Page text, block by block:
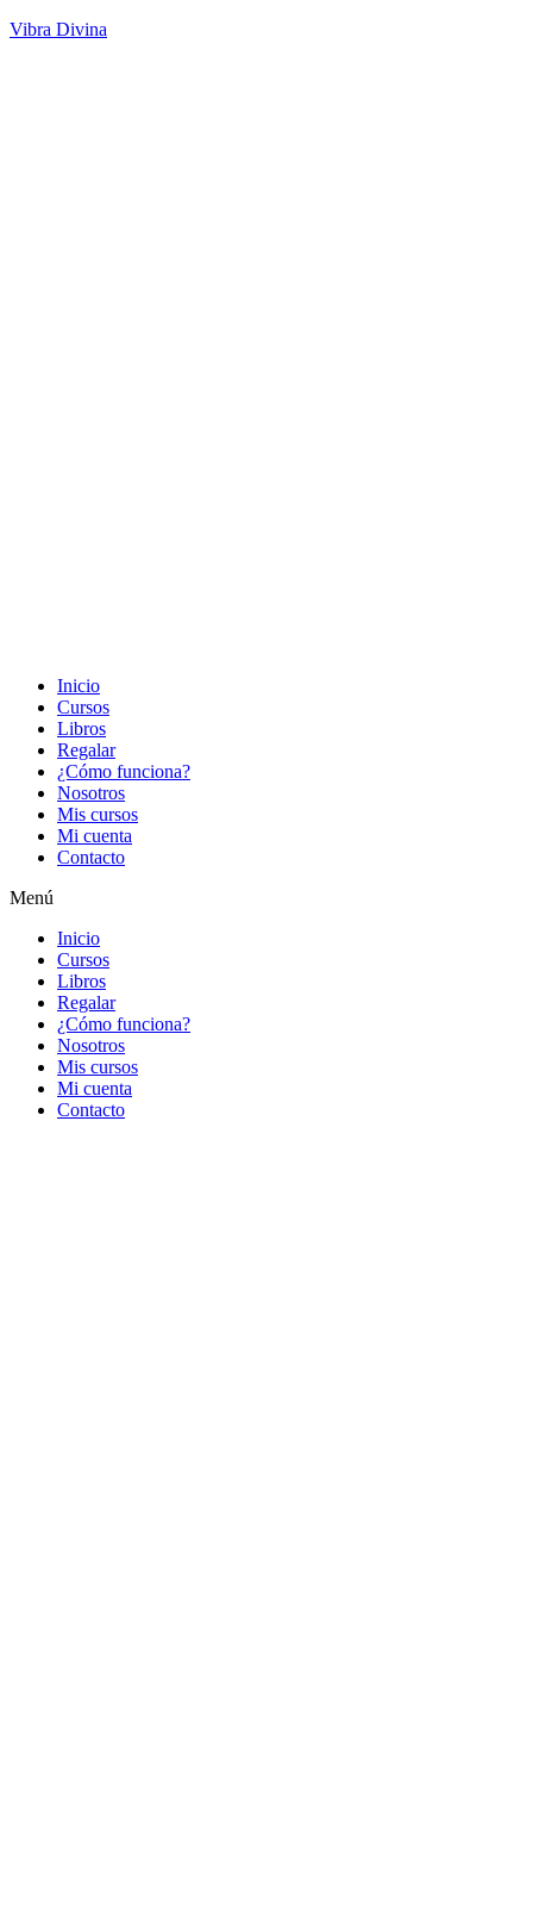
Vibra Divina
Inicio
Cursos
Libros
Regalar
¿Cómo funciona?
Nosotros
Mis cursos
Mi cuenta
Contacto
Menú
Inicio
Cursos
Libros
Regalar
¿Cómo funciona?
Nosotros
Mis cursos
Mi cuenta
Contacto